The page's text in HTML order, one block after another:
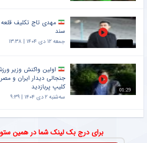
مهدی تاج تکلیف
سند
جمعه ۱۲ دی ۱۴۰۴ | ۱۳:۳۸
01:29
اولین واکنش وزیر
کلیپ پربازدید
سه‌شنبه ۲ دی ۱۴۰۴ | ۹:۳۹
برای درج بک لینک شما در همین